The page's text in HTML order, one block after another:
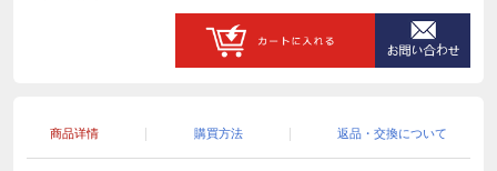
商品详情 購買方法 返品・交換について